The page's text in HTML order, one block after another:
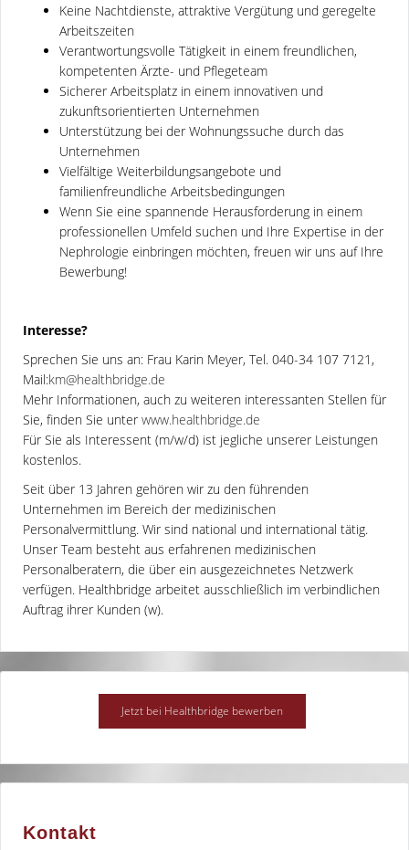
Keine Nachtdienste, attraktive Vergütung und geregelte
Arbeitszeiten
Verantwortungsvolle Tätigkeit in einem freundlichen,
kompetenten Ärzte- und Pflegeteam
Sicherer Arbeitsplatz in einem innovativen und
zukunftsorientierten Unternehmen
Unterstützung bei der Wohnungssuche durch das
Unternehmen
Vielfältige Weiterbildungsangebote und
familienfreundliche Arbeitsbedingungen
Wenn Sie eine spannende Herausforderung in einem
professionellen Umfeld suchen und Ihre Expertise in der
Nephrologie einbringen möchten, freuen wir uns auf Ihre
Bewerbung!
Interesse?
Sprechen Sie uns an: Frau Karin Meyer, Tel. 040-34 107 7121,
Mail:km@healthbridge.de
Mehr Informationen, auch zu weiteren interessanten Stellen für
Sie, finden Sie unter www.healthbridge.de
Für Sie als Interessent (m/w/d) ist jegliche unserer Leistungen
kostenlos.
Seit über 13 Jahren gehören wir zu den führenden
Unternehmen im Bereich der medizinischen
Personalvermittlung. Wir sind national und international tätig.
Unser Team besteht aus erfahrenen medizinischen
Personalberatern, die über ein ausgezeichnetes Netzwerk
verfügen. Healthbridge arbeitet ausschließlich im verbindlichen
Auftrag ihrer Kunden (w).
Kontakt